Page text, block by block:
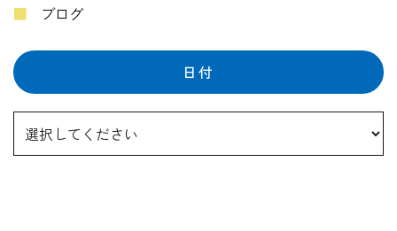
ブログ
日付